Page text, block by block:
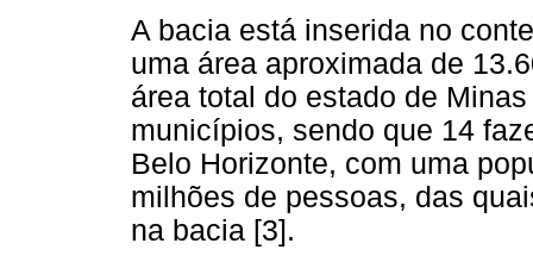
A bacia está inserida no
uma área aproximada de
área total do estado de
municípios, sendo que 14
Belo Horizonte, com uma
milhões de pessoas, das
na bacia [3].